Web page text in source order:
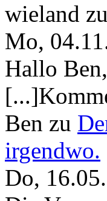
wieland zu
Mo,
Hallo
Ben zu
irgendwo.
Do,